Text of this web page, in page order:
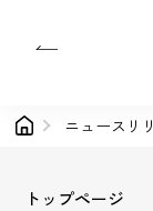
ニュースリ
トップページ